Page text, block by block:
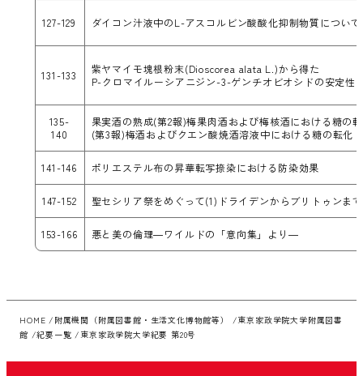
127-129 ダイコン汁液中のL-アスコルビン酸酸化抑制物質について
131-133
紫ヤマイモ塊根粉末(Dioscorea alata L.)から得た
P-クロマイルーシアニジン-3-ゲンチオビオシドの安定性
135-
140
果実酒の熟成(第2報)梅果肉酒および梅核酒における糖の
(第3報)梅酒およびクエン酸焼酒溶液中における糖の転化
141-146 ポリエステル布の昇華転写捺染における防染効果
147-152 聖セシリア祭をめぐって(1)ドライデンからブリトゥンまで
153-166 悪と美の倫理―ワイルドの「意向集」より―
HOME 附属機関（附属図書館・生活文化博物館等）
東京家政学院大学附属図書
館
紀要一覧 東京家政学院大学紀要 第20号